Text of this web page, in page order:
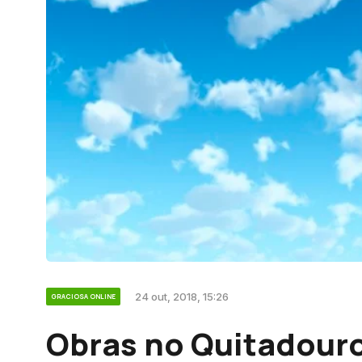
GRACIOSA ONLINE 24 out, 2018, 15:26
Obras no